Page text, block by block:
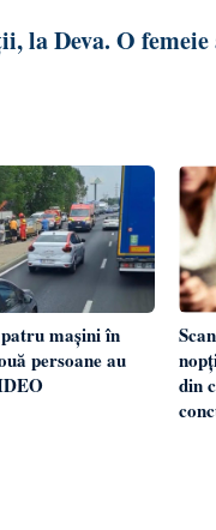
la Deva. O
mașini în
persoane au
din